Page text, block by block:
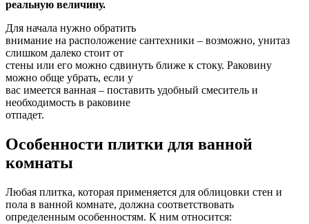
реальную величину.
Для начала нужно обратить
внимание на расположение сантехники – возможно, унитаз
слишком далеко стоит от
стены или его можно сдвинуть ближе к стоку. Раковину
можно обще убрать, если у
вас имеется ванная – поставить удобный смеситель и
необходимость в раковине
отпадет.
Особенности плитки для ванной
комнаты
Любая плитка, которая применяется для облицовки стен и
пола в ванной комнате, должна соответствовать
определенным особенностям. К ним относится: